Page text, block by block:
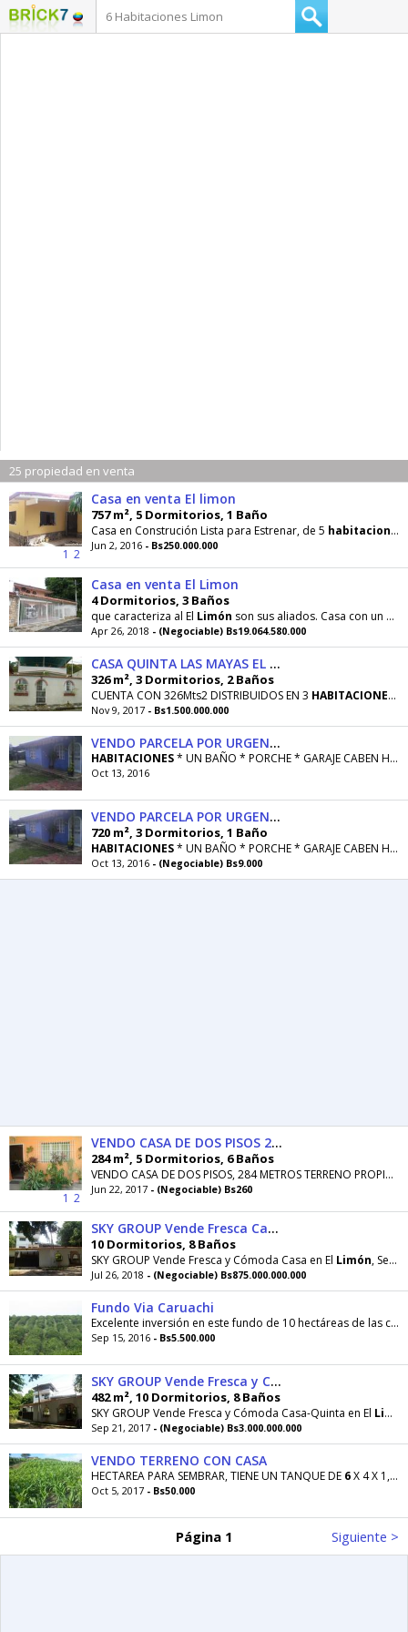
25 propiedad en venta
1 2
Casa en venta El limon
757 m², 5 Dormitorios, 1 Baño
Casa en Construción Lista para Estrenar, de 5 habitaciones
Jun 2, 2016 - Bs250.000.000
Casa en venta El Limon
4 Dormitorios, 3 Baños
que caracteriza al El Limón son sus aliados. Casa con un excelente diseño, cómodo y amplia, dispone de un amplio
Apr 26, 2018 - (Negociable) Bs19.064.580.000
CASA QUINTA LAS MAYAS EL LIMON
326 m², 3 Dormitorios, 2 Baños
CUENTA CON 326Mts2 DISTRIBUIDOS EN 3 HABITACIONES ,
Nov 9, 2017 - Bs1.500.000.000
VENDO PARCELA POR URGENCIA ECONOMICA
HABITACIONES* UN BAÑO * PORCHE * GARAJE CABEN HASTA 5 A
Oct 13, 2016
VENDO PARCELA POR URGENCIA ECONOMICA
720 m², 3 Dormitorios, 1 Baño
HABITACIONES* UN BAÑO * PORCHE * GARAJE CABEN HASTA 5 A
Oct 13, 2016 - (Negociable) Bs9.000
1 2
VENDO CASA DE DOS PISOS 284MTS TERRENO PROPIO . EL LIMÓN, MARACAY
284 m², 5 Dormitorios, 6 Baños
VENDO CASA DE DOS PISOS, 284 METROS TERRENO PROPIO TIENE *5
Jun 22, 2017 - (Negociable) Bs260
SKY GROUP Vende Fresca Casa en El Limón
10 Dormitorios, 8 Baños
SKY GROUP Vende Fresca y Cómoda Casa en El Limón, Sector Mario Briceño Iragorry. Espectacular
Jul 26, 2018 - (Negociable) Bs875.000.000.000
Fundo Via Caruachi
Excelente inversión en este fundo de 10 hectáreas de las cuales
Sep 15, 2016 - Bs5.500.000
SKY GROUP Vende Fresca y Cómoda CasaQuinta en El Limón
482 m², 10 Dormitorios, 8 Baños
SKY GROUP Vende Fresca y Cómoda Casa-Quinta en El Limón
Sep 21, 2017 - (Negociable) Bs3.000.000.000
VENDO TERRENO CON CASA
HECTAREA PARA SEMBRAR, TIENE UN TANQUE DE 6X 4 X 1,60 LA CASA ES DE PLATABANDA DE DOS
Oct 5, 2017 - Bs50.000
Página 1 Siguiente >